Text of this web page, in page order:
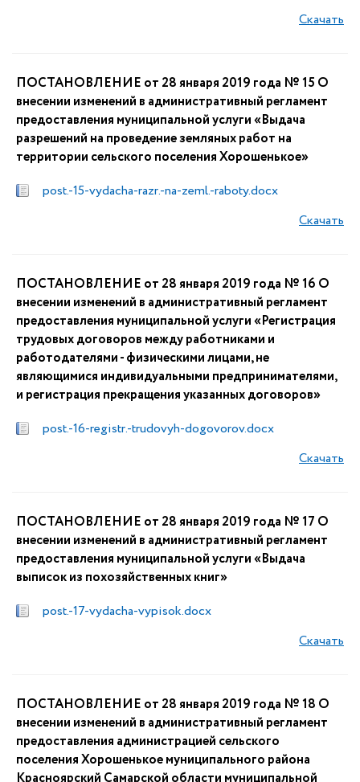
Скачать
ПОСТАНОВЛЕНИЕ от 28 января 2019 года № 15 О
внесении изменений в административный регламент
предоставления муниципальной услуги «Выдача
разрешений на проведение земляных работ на
территории сельского поселения Хорошенькое»
post.-15-vydacha-razr.-na-zeml.-raboty.docx
Скачать
ПОСТАНОВЛЕНИЕ от 28 января 2019 года № 16 О
внесении изменений в административный регламент
предоставления муниципальной услуги «Регистрация
трудовых договоров между работниками и
работодателями - физическими лицами, не
являющимися индивидуальными предпринимателями,
и регистрация прекращения указанных договоров»
post.-16-registr.-trudovyh-dogovorov.docx
Скачать
ПОСТАНОВЛЕНИЕ от 28 января 2019 года № 17 О
внесении изменений в административный регламент
предоставления муниципальной услуги «Выдача
выписок из похозяйственных книг»
post.-17-vydacha-vypisok.docx
Скачать
ПОСТАНОВЛЕНИЕ от 28 января 2019 года № 18 О
внесении изменений в административный регламент
предоставления администрацией сельского
поселения Хорошенькое муниципального района